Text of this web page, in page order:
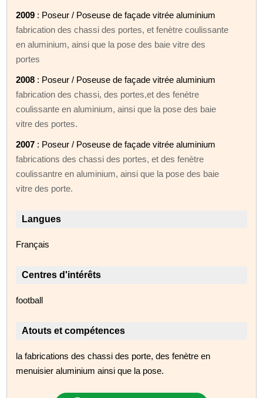
2009 : Poseur / Poseuse de façade vitrée aluminium
fabrication des chassi des portes, et fenètre coulissante
en aluminium, ainsi que la pose des baie vitre des
portes
2008 : Poseur / Poseuse de façade vitrée aluminium
fabrication des chassi, des portes,et des fenètre
coulissante en aluminium, ainsi que la pose des baie
vitre des portes.
2007 : Poseur / Poseuse de façade vitrée aluminium
fabrications des chassi des portes, et des fenètre
coulissantre en aluminium, ainsi que la pose des baie
vitre des porte.
Langues
Français
Centres d'intérêts
football
Atouts et compétences
la fabrications des chassi des porte, des fenètre en
menuisier aluminium ainsi que la pose.